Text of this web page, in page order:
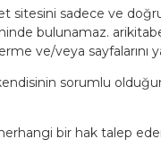
sitesini sadece ve
bulunamaz.
ve/veya sayfalarını
sorumlu
bir hak talep